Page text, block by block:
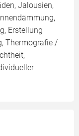
Jalousien,
Erstellung
Thermografie /